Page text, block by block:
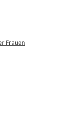
Frauen